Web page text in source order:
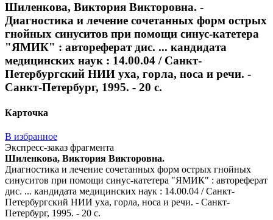
Шиленкова, Виктория Викторовна. -
Диагностика и лечение сочетанных форм острых
гнойных синуситов при помощи синус-катетера
"ЯМИК" : автореферат дис. ... кандидата
медицинских наук : 14.00.04 / Санкт-
Петербургский НИИ уха, горла, носа и речи. -
Санкт-Петербург, 1995. - 20 с.
Карточка
В избранное
Экспресс-заказ фрагмента
Шиленкова, Виктория Викторовна.
Диагностика и лечение сочетанных форм острых гнойных
синуситов при помощи синус-катетера "ЯМИК" : автореферат
дис. ... кандидата медицинских наук : 14.00.04 / Санкт-
Петербургский НИИ уха, горла, носа и речи. - Санкт-
Петербург, 1995. - 20 с.